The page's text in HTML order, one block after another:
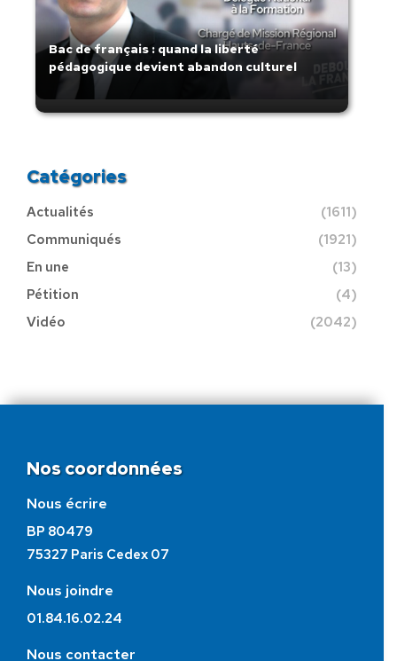
Bac de français : quand la liberté
pédagogique devient abandon culturel
Catégories
Actualités
(1611)
Communiqués
(1921)
En une
(13)
Pétition
(4)
Vidéo
(2042)
Nos coordonnées
Nous écrire
BP 80479
75327 Paris Cedex 07
Nous joindre
01.84.16.02.24
Nous contacter